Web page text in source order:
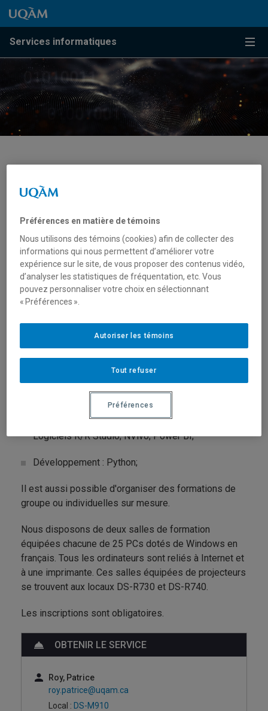
Passer au contenu
Accéder au menu principal
Accéder à la recherche
Passer au contenu
Accéder au menu principal
Services informatiques
Séminaires informatiques
POUR ÉTUDIANTS AUTRES PERSONNEL
Offre des activités de formation à toute la
communauté de l'UQAM dans les domaines suivants :
Bureautique : Microsoft Word; Microsoft Excel;
Powerpoint; Microsoft Project; Acrobat;
Web, Internet et applications : WordPress;
Statistiques et analyses qualitatives : SPSS;
Logiciels R/R Studio; NVivo; Power BI;
Développement : Python;
Il est aussi possible d'organiser des formations de
groupe ou individuelles sur mesure.
Nous disposons de deux salles de formation
équipées chacune de 25 PCs dotés de Windows en
français. Tous les ordinateurs sont reliés à Internet et
à une imprimante. Ces salles équipées de projecteurs
se trouvent aux locaux DS-R730 et DS-R740.
Les inscriptions sont obligatoires.
OBTENIR LE SERVICE
Roy, Patrice
roy.patrice@uqam.ca
Local : DS-M910
Préférences en matière de témoins
Nous utilisons des témoins (cookies) afin de collecter des
informations qui nous permettent d’améliorer votre
expérience sur le site, de vous proposer des contenus vidéo,
d’analyser les statistiques de fréquentation, etc. Vous
pouvez personnaliser votre choix en sélectionnant
« Préférences ».
Tout refuser
Autoriser les témoins
Préférences